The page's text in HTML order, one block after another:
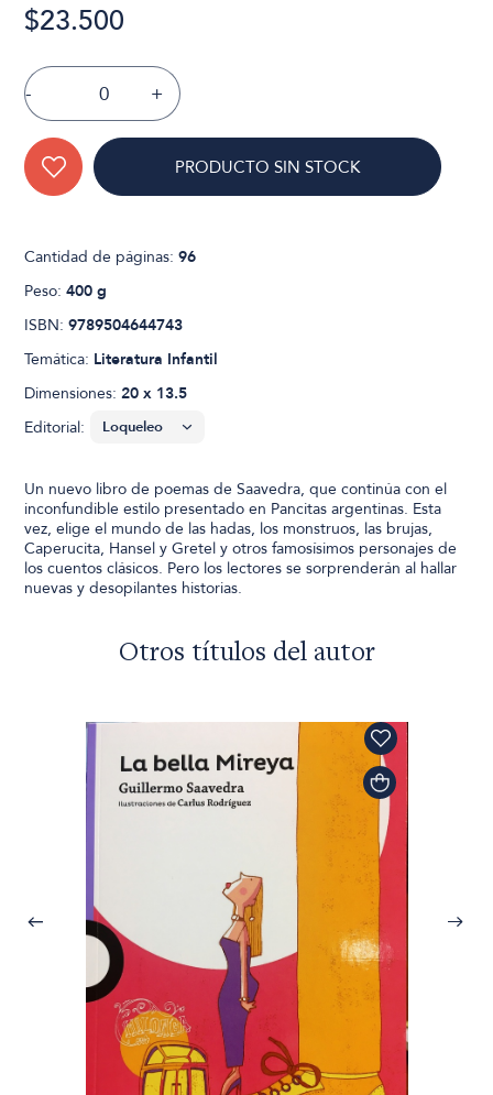
$23.500
- +
PRODUCTO SIN STOCK
Cantidad de páginas:96
Peso:400 g
ISBN:9789504644743
Temática: Literatura Infantil
Dimensiones:20 x 13.5
Editorial:
Un nuevo libro de poemas de Saavedra, que continúa con el
inconfundible estilo presentado en Pancitas argentinas. Esta
vez, elige el mundo de las hadas, los monstruos, las brujas,
Caperucita, Hansel y Gretel y otros famosísimos personajes de
los cuentos clásicos. Pero los lectores se sorprenderán al hallar
nuevas y desopilantes historias.
Otros títulos del autor